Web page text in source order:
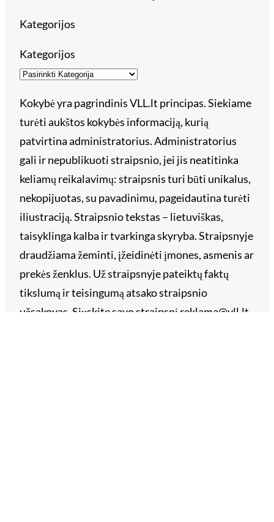
Kategorijos
Kategorijos
Kokybė yra pagrindinis VLL.lt principas. Siekiame
turėti aukštos kokybės informaciją, kurią
patvirtina administratorius. Administratorius
gali ir nepublikuoti straipsnio, jei jis neatitinka
keliamų reikalavimų: straipsnis turi būti unikalus,
nekopijuotas, su pavadinimu, pageidautina turėti
iliustraciją. Straipsnio tekstas – lietuviškas,
taisyklinga kalba ir tvarkinga skyryba. Straipsnyje
draudžiama žeminti, įžeidinėti įmones, asmenis ar
prekės ženklus. Už straipsnyje pateiktų faktų
tikslumą ir teisingumą atsako straipsnio
užsakovas. Siųskite savo straipsnį reklama@vll.lt.